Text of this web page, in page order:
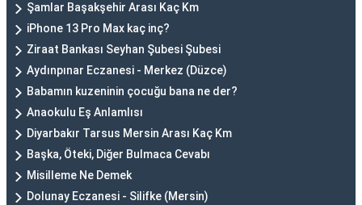
Şamlar Başakşehir Arası Kaç Km
iPhone 13 Pro Max kaç inç?
Ziraat Bankası Seyhan Şubesi Şubesi
Aydınpınar Eczanesi - Merkez (Düzce)
Babamın kuzeninin çocuğu bana ne der?
Anaokulu Eş Anlamlısı
Diyarbakır Tarsus Mersin Arası Kaç Km
Başka, Öteki, Diğer Bulmaca Cevabı
Misilleme Ne Demek
Dolunay Eczanesi - Silifke (Mersin)